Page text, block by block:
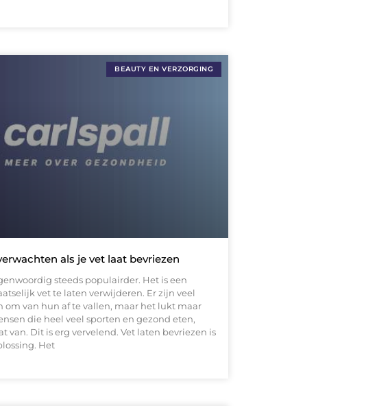
BEAUTY EN VERZORGING
als je vet laat bevriezen
steeds populairder. Het is een
vet te laten verwijderen. Er zijn veel
om van hun af te vallen, maar het lukt maar
die heel veel sporten en gezond eten,
van. Dit is erg vervelend. Vet laten bevriezen is
Het